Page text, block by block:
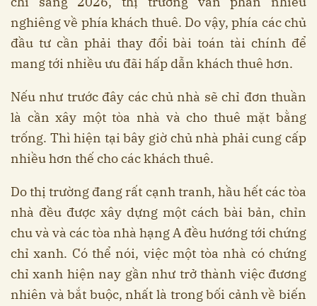
nghiêng về phía khách thuê. Do vậy, phía các chủ
đầu tư cần phải thay đổi bài toán tài chính để
mang tới nhiều ưu đãi hấp dẫn khách thuê hơn.
Nếu như trước đây các chủ nhà sẽ chỉ đơn thuần
là cần xây một tòa nhà và cho thuê mặt bằng
trống. Thì hiện tại bây giờ chủ nhà phải cung cấp
nhiều hơn thế cho các khách thuê.
Do thị trường đang rất cạnh tranh, hầu hết các tòa
nhà đều được xây dựng một cách bài bản, chỉn
chu và và các tòa nhà hạng A đều hướng tới chứng
chỉ xanh. Có thể nói, việc một tòa nhà có chứng
chỉ xanh hiện nay gần như trở thành việc đương
nhiên và bắt buộc, nhất là trong bối cảnh về biến